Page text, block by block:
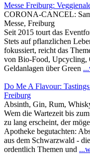
Messe Freiburg:
CORONA-CANCEL:
Messe, Freiburg
Seit 2015 tourt das
Stets auf pflanzlichen
fokussiert, reicht das
von Bio-Food, Upcycling,
Geldanlagen über Green
Do Me A Flavour:
Freiburg
Absinth, Gin, Rum,
Wem die Wartezeit bis
zu lang erscheint, der
Apotheke begutachten:
aus dem Schwarzwald -
ordentlich Themen und